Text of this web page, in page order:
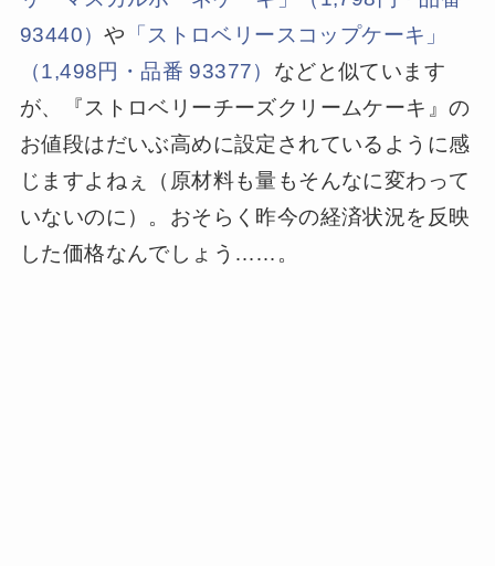
93440）や 「ストロベリースコップケーキ」
（1,498円・品番 93377） などと似ています
が、『ストロベリーチーズクリームケーキ』の
お値段はだいぶ高めに設定されているように感
じますよねぇ（原材料も量もそんなに変わって
いないのに）。おそらく昨今の経済状況を反映
した価格なんでしょう……。